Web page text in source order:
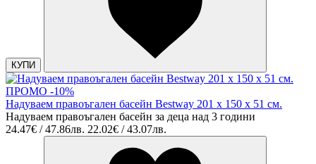
КУПИ
ПРОМО -10%
Надуваем правоъгален басейн Bestway 201 х 150 х 51 см.
Надуваем правоъгален басейн за деца над 3 години
24.47€ / 47.86лв. 22.02€ / 43.07лв.